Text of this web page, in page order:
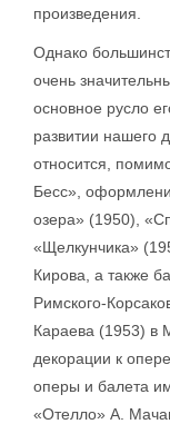
произведения.
Однако
очень
основное русло
развитии нашего
относится,
Бесс»,
озера» (1950),
«Щелкунчика»
Кирова, а также
Римского-
Караева (1953) в
декорации к
оперы и балета
«Отелло» А.